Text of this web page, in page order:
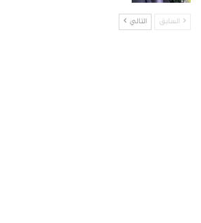
السابق التالي